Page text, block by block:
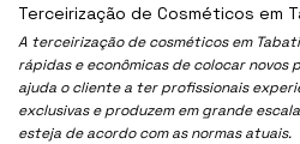
A terceirização de cosméticos em
rápidas e econômicas de colocar novos
ajuda o cliente a ter profissionais
exclusivas e produzem em grande
esteja de acordo com as normas atuais.
Terceirização de Cosméticos em